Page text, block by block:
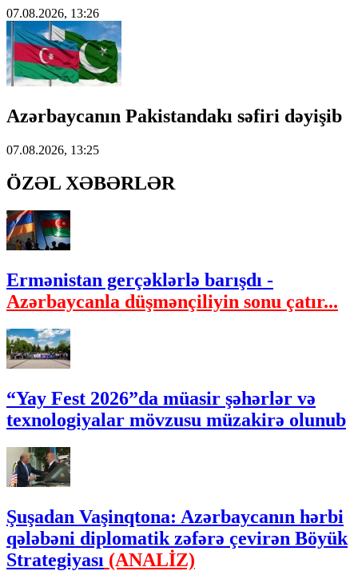
07.08.2026, 13:26
Azərbaycanın Pakistandakı səfiri dəyişib
07.08.2026, 13:25
ÖZƏL XƏBƏRLƏR
Ermənistan gerçəklərlə barışdı -
Azərbaycanla düşmənçiliyin sonu çatır...
“Yay Fest 2026”da müasir şəhərlər və
texnologiyalar mövzusu müzakirə olunub
Şuşadan Vaşinqtona: Azərbaycanın hərbi
qələbəni diplomatik zəfərə çevirən Böyük
Strategiyası (ANALİZ)